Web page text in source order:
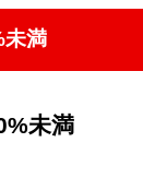
未満
未満